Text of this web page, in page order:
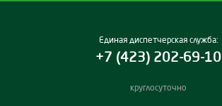
Единая диспетчерская служба:
+7 (423) 202-69-10
круглосуточно